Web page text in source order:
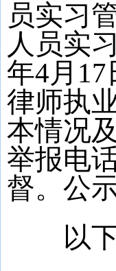
员实习
人员实
年4月
律师执
本情况
举报电
督。公
以下